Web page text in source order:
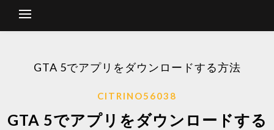
GTA 5でアプリをダウンロードする方法
CITRINO56038
GTA 5でアプリをダウンロードする